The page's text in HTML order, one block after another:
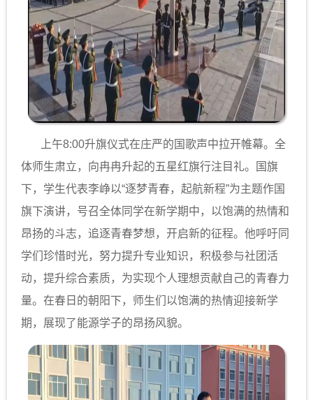
上午8:00升旗仪式在庄严的国歌声中拉开帷幕。全
体师生肃立，向冉冉升起的五星红旗行注目礼。国旗
下，学生代表李峥以“逐梦青春，起航新程”为主题作国
旗下演讲，号召全体同学在新学期中，以饱满的热情和
昂扬的斗志，追逐青春梦想，开启新的征程。他呼吁同
学们珍惜时光，努力提升专业知识，积极参与社团活
动，提升综合素质，为实现个人理想贡献自己的青春力
量。在春日的朝阳下，师生们以饱满的热情迎接新学
期，展现了能源学子的昂扬风貌。